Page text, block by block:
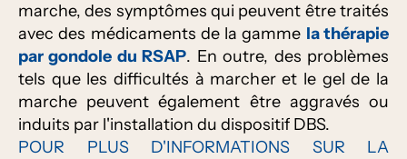
marche, des symptômes qui peuvent être traités
avec des médicaments de la gamme la thérapie
par gondole du RSAP. En outre, des problèmes
tels que les difficultés à marcher et le gel de la
marche peuvent également être aggravés ou
induits par l'installation du dispositif DBS.
POUR PLUS D'INFORMATIONS SUR LA